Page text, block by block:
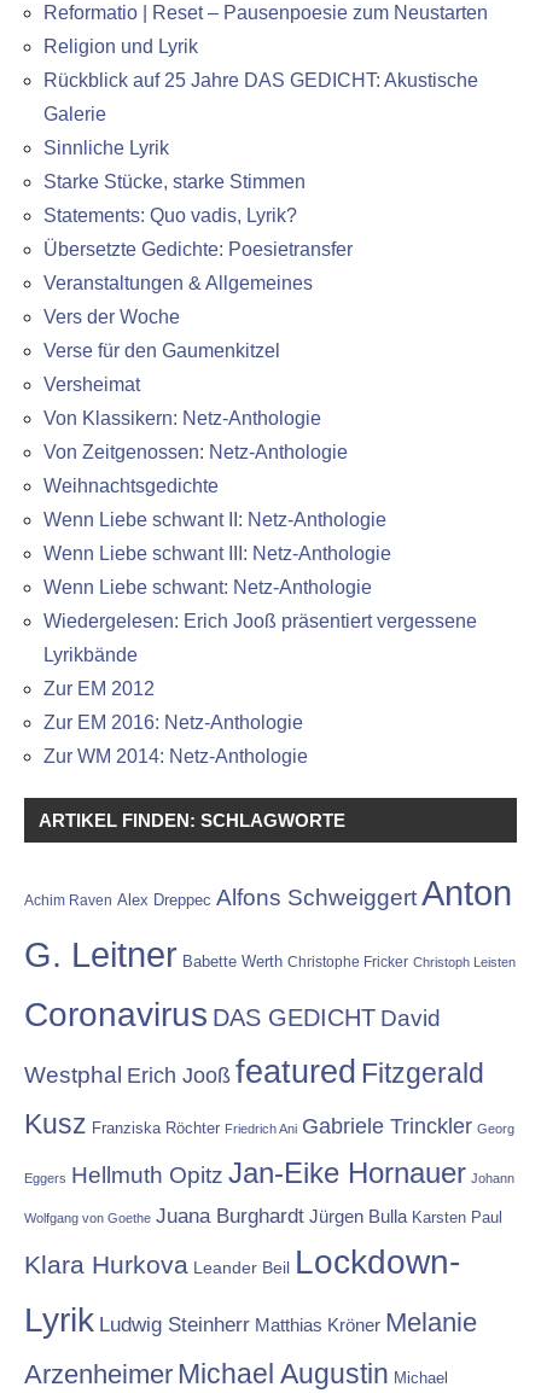
Reformatio | Reset – Pausenpoesie zum Neustarten
Religion und Lyrik
Rückblick auf 25 Jahre DAS GEDICHT: Akustische
Galerie
Sinnliche Lyrik
Starke Stücke, starke Stimmen
Statements: Quo vadis, Lyrik?
Übersetzte Gedichte: Poesietransfer
Veranstaltungen & Allgemeines
Vers der Woche
Verse für den Gaumenkitzel
Versheimat
Von Klassikern: Netz-Anthologie
Von Zeitgenossen: Netz-Anthologie
Weihnachtsgedichte
Wenn Liebe schwant II: Netz-Anthologie
Wenn Liebe schwant III: Netz-Anthologie
Wenn Liebe schwant: Netz-Anthologie
Wiedergelesen: Erich Jooß präsentiert vergessene
Lyrikbände
Zur EM 2012
Zur EM 2016: Netz-Anthologie
Zur WM 2014: Netz-Anthologie
ARTIKEL FINDEN: SCHLAGWORTE
Achim Raven Alex Dreppec Alfons Schweiggert Anton
G. Leitner Babette Werth Christophe Fricker Christoph Leisten
Coronavirus DAS GEDICHT David
Westphal Erich Jooß featured Fitzgerald
Kusz Franziska Röchter Friedrich Ani Gabriele Trinckler Georg
Eggers Hellmuth Opitz Jan-Eike Hornauer Johann
Wolfgang von Goethe Juana Burghardt Jürgen Bulla Karsten Paul
Klara Hurkova Leander Beil Lockdown-
Lyrik Ludwig Steinherr Matthias Kröner Melanie
Arzenheimer Michael Augustin Michael